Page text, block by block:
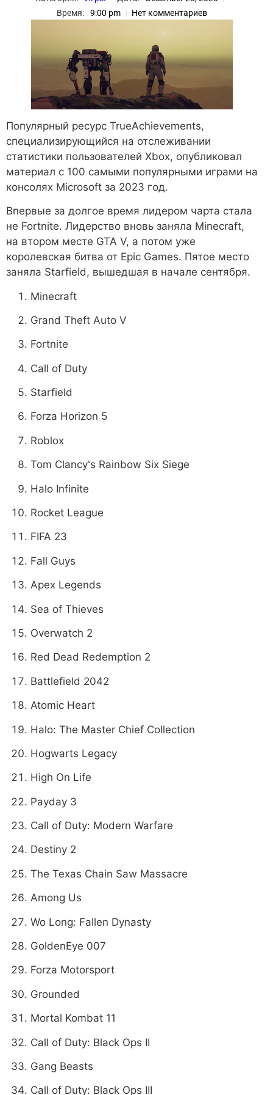
Время:
9:00 pm Нет комментариев
Популярный ресурс TrueAchievements,
специализирующийся на отслеживании
статистики пользователей Xbox, опубликовал
материал с 100 самыми популярными играми на
консолях Microsoft за 2023 год.
Впервые за долгое время лидером чарта стала
не Fortnite. Лидерство вновь заняла Minecraft,
на втором месте GTA V, а потом уже
королевская битва от Epic Games. Пятое место
заняла Starfield, вышедшая в начале сентября.
Minecraft
Grand Theft Auto V
Fortnite
Call of Duty
Starfield
Forza Horizon 5
Roblox
Tom Clancy's Rainbow Six Siege
Halo Infinite
Rocket League
FIFA 23
Fall Guys
Apex Legends
Sea of Thieves
Overwatch 2
Red Dead Redemption 2
Battlefield 2042
Atomic Heart
Halo: The Master Chief Collection
Hogwarts Legacy
High On Life
Payday 3
Call of Duty: Modern Warfare
Destiny 2
The Texas Chain Saw Massacre
Among Us
Wo Long: Fallen Dynasty
GoldenEye 007
Forza Motorsport
Grounded
Mortal Kombat 11
Call of Duty: Black Ops II
Gang Beasts
Call of Duty: Black Ops III